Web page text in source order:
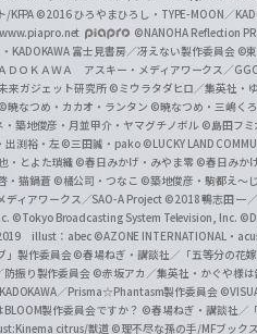
KFPA ©2016 ひろやまひろし・TYPE-MOON／
©NANOHA Reflection
KADOKAWA 富士見書房／冴えない製作委員会 ©
ＤＯＫＡＷＡ アスキー・メディアワークス／
来ガジェット研究所 ©ミウラタダヒロ／集英社・
©暁なつめ・カカオ・ランタン ©暁なつめ・三嶋く
築地俊彦・月並甲介・ヤマグチノボル ©島田フミ
出渕裕・左 ©三田誠・pako ©LUCKY LAND
・とよた瑣織 ©春日みかげ・みやま零 ©春日みか
・猫鍋蒼 ©橘公司・つなこ ©築地俊彦・駒都え～じ
ィアワークス／SAO-A Project ©2018 鴨志田 一
©Tokyo Broadcasting System Television, Inc.
2019 illust：abec ©AZONE INTERNATIONAL・
」製作委員会©春場ねぎ・講談社／「五等分の花
振り製作委員会 ©赤坂アカ／集英社・かぐや様
／Prisma☆Phantasm製作委員会
製作委員会ですか？ ©春場ねぎ・講談社／
citrus/獣道 ©理不尽な孫の手/MFブック